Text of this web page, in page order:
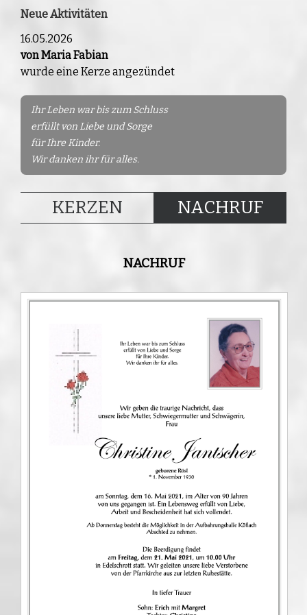
Neue Aktivitäten
16.05.2026
von Maria Fabian
wurde eine Kerze angezündet
Ihr Leben war bis zum Schluss
erfüllt von Liebe und Sorge
für Ihre Kinder.
Wir danken ihr für alles.
KERZEN NACHRUF
NACHRUF